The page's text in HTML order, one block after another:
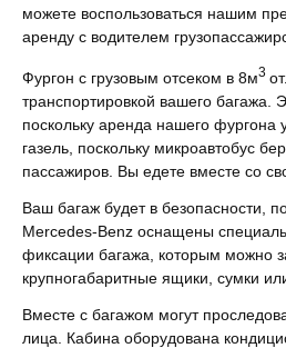
можете воспользоваться нашим
аренду с водителем
Фургон с грузовым отсеком в 8м3
транспортировкой вашего багажа.
поскольку аренда нашего фургона
газель, поскольку микроавтобус
пассажиров. Вы едете вместе со
Ваш багаж будет в безопасности,
Mercedes-Benz оснащены
фиксации багажа, которым можно
крупногабаритные ящики, сумки
Вместе с багажом могут
лица. Кабина оборудована